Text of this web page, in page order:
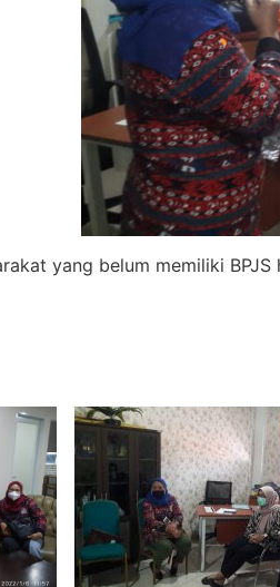
yang belum memiliki